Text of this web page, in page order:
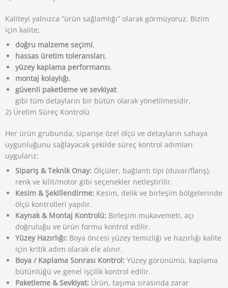
Kaliteyi yalnızca “ürün sağlamlığı” olarak görmüyoruz. Bizim
için kalite;
doğru malzeme seçimi,
hassas üretim toleransları,
yüzey kaplama performansı,
montaj kolaylığı,
güvenli paketleme ve sevkiyat
gibi tüm detayların bir bütün olarak yönetilmesidir.
2) Üretim Süreç Kontrolü
Her ürün grubunda; siparişe özel ölçü ve detayların sahaya
uygunluğunu sağlayacak şekilde süreç kontrol adımları
uygularız:
Sipariş & Teknik Onay: Ölçüler, bağlantı tipi (duvar/flanş),
renk ve kilit/motor gibi seçenekler netleştirilir.
Kesim & Şekillendirme: Kesim, delik ve birleşim bölgelerinde
ölçü kontrolleri yapılır.
Kaynak & Montaj Kontrolü: Birleşim mukavemeti, açı
doğruluğu ve ürün formu kontrol edilir.
Yüzey Hazırlığı: Boya öncesi yüzey temizliği ve hazırlığı kalite
için kritik adım olarak ele alınır.
Boya / Kaplama Sonrası Kontrol: Yüzey görünümü, kaplama
bütünlüğü ve genel işçilik kontrol edilir.
Paketleme & Sevkiyat: Ürün, taşıma sırasında zarar